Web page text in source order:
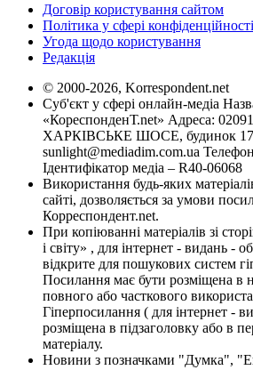
Договір користування сайтом
Політика у сфері
Угода щодо користування
Редакція
© 2000-2026, Korrespondent.net
Суб'єкт у сфері онлайн-медіа
«КореспонденТ.net» Адреса:
ХАРКІВСЬКЕ ШОСЕ, будинок
sunlight@mediadim.com.ua
Ідентифікатор медіа – R40-06068
Використання будь-яких
сайті, дозволяється за умови
Корреспондент.net.
При копіюванні матеріалів зі
і світу» , для інтернет - видань -
відкрите для пошукових систем
Посилання має бути розміщена в
повного або часткового
Гіперпосилання ( для інтернет -
розміщена в підзаголовку або в
матеріалу.
Новини з позначками "Думка",